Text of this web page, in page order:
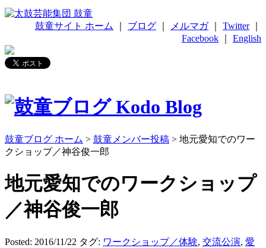
鼓童サイト ホーム ブログ メルマガ｜ Twitter｜
Facebook
English
鼓童ブログ ホーム > 鼓童メンバー投稿 > 地元愛知でのワー
クショップ／神谷俊一郎
地元愛知でのワークショップ
／神谷俊一郎
Posted: 2016/11/22 タグ: ワークショップ／体験, 交流公演, 愛